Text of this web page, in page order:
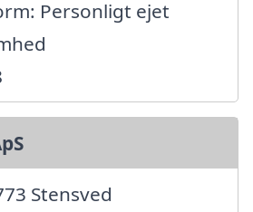
Personligt ejet
Stensved